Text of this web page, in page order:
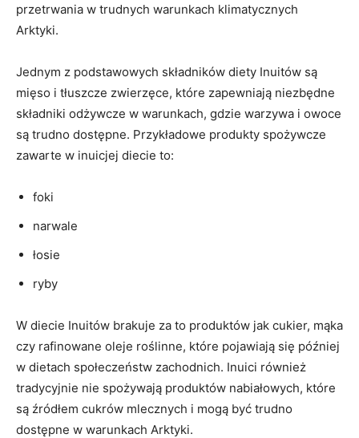
‍przetrwania w trudnych warunkach klimatycznych
Arktyki.
Jednym z podstawowych ⁤składników diety Inuitów są
mięso i tłuszcze zwierzęce, które ⁢zapewniają niezbędne
⁢składniki odżywcze w warunkach, gdzie​ warzywa i ‌owoce
są trudno dostępne. Przykładowe produkty spożywcze
⁣zawarte w inuicjej‍ diecie ‌to:
foki
narwale
łosie
ryby
W⁤ diecie Inuitów brakuje ⁣za to produktów jak cukier, mąka
czy rafinowane oleje ⁢roślinne, które⁤ pojawiają się później
w dietach społeczeństw zachodnich. Inuici również
tradycyjnie nie spożywają produktów nabiałowych, które
są źródłem cukrów mlecznych i ⁢mogą być trudno
⁢dostępne⁤ w warunkach Arktyki.